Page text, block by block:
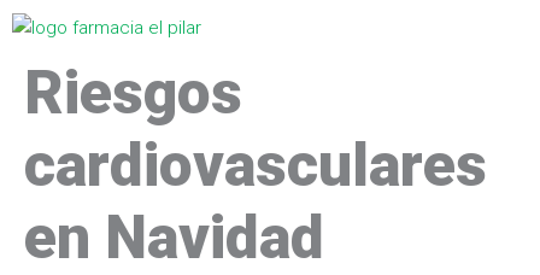
contenido
Riesgos
cardiovasculares
en Navidad